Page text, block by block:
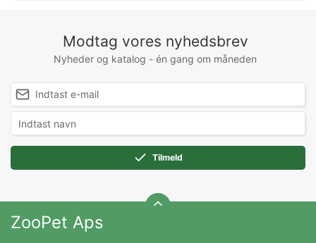
Modtag vores nyhedsbrev
Nyheder og katalog - én gang om måneden
Tilmeld
ZooPet Aps